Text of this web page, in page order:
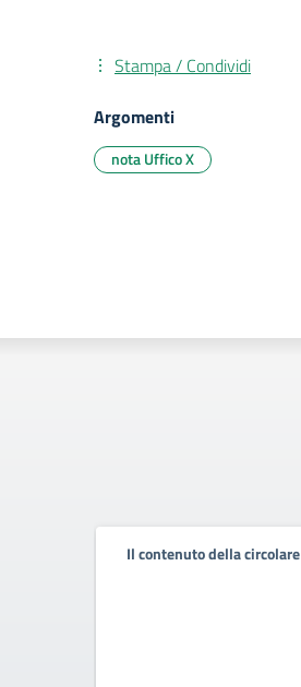
Stampa / Condividi
Argomenti
nota Uffico X
Il contenuto della